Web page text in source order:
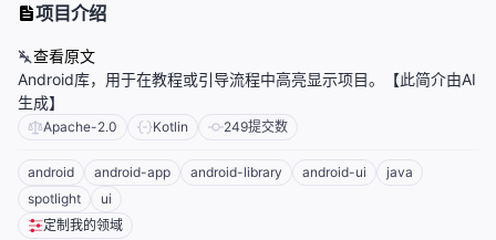
项目介绍
查看原文
Android库，用于在教程或引导流程中高亮显示项目。【此简介由AI
生成】
Apache-2.0 Kotlin 249提交数
android android-app android-library android-ui
java
spotlight
ui
定制我的领域